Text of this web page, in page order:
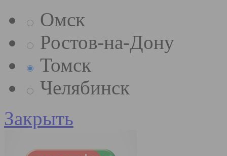
Омск
Ростов-на-Дону
Томск
Челябинск
Закрыть